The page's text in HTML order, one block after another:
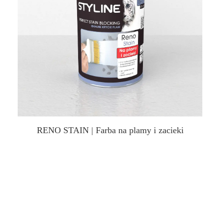
RENO STAIN | Farba na plamy i zacieki